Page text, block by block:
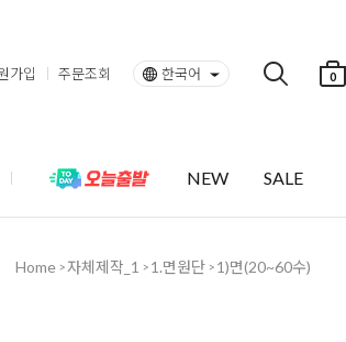
가입 주문조회 한국어 0
NEW SALE
Home >자체제작_1 > 1.면원단 > 1)면(20~60수)